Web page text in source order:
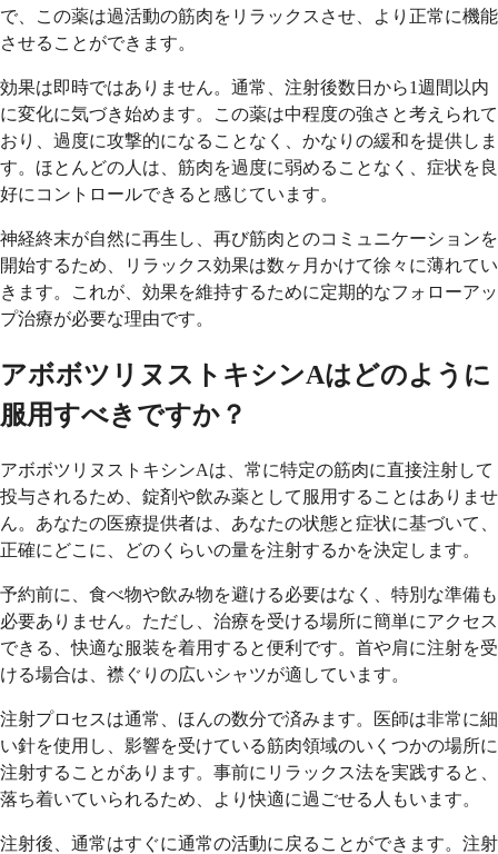
で、この薬は過活動の筋肉をリラックスさせ、より正常に機能
させることができます。
効果は即時ではありません。通常、注射後数日から1週間以内
に変化に気づき始めます。この薬は中程度の強さと考えられて
おり、過度に攻撃的になることなく、かなりの緩和を提供しま
す。ほとんどの人は、筋肉を過度に弱めることなく、症状を良
好にコントロールできると感じています。
神経終末が自然に再生し、再び筋肉とのコミュニケーションを
開始するため、リラックス効果は数ヶ月かけて徐々に薄れてい
きます。これが、効果を維持するために定期的なフォローアッ
プ治療が必要な理由です。
アボボツリヌストキシンAはどのように
服用すべきですか？
アボボツリヌストキシンAは、常に特定の筋肉に直接注射して
投与されるため、錠剤や飲み薬として服用することはありませ
ん。あなたの医療提供者は、あなたの状態と症状に基づいて、
正確にどこに、どのくらいの量を注射するかを決定します。
予約前に、食べ物や飲み物を避ける必要はなく、特別な準備も
必要ありません。ただし、治療を受ける場所に簡単にアクセス
できる、快適な服装を着用すると便利です。首や肩に注射を受
ける場合は、襟ぐりの広いシャツが適しています。
注射プロセスは通常、ほんの数分で済みます。医師は非常に細
い針を使用し、影響を受けている筋肉領域のいくつかの場所に
注射することがあります。事前にリラックス法を実践すると、
落ち着いていられるため、より快適に過ごせる人もいます。
注射後、通常はすぐに通常の活動に戻ることができます。注射